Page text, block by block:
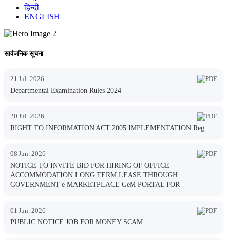
हिन्दी
ENGLISH
सार्वजनिक सूचना
21 Jul. 2026
Departmental Examination Rules 2024
20 Jul. 2026
RIGHT TO INFORMATION ACT 2005 IMPLEMENTATION Reg
08 Jun. 2026
NOTICE TO INVITE BID FOR HIRING OF OFFICE
ACCOMMODATION LONG TERM LEASE THROUGH
GOVERNMENT e MARKETPLACE GeM PORTAL FOR
01 Jun. 2026
PUBLIC NOTICE JOB FOR MONEY SCAM